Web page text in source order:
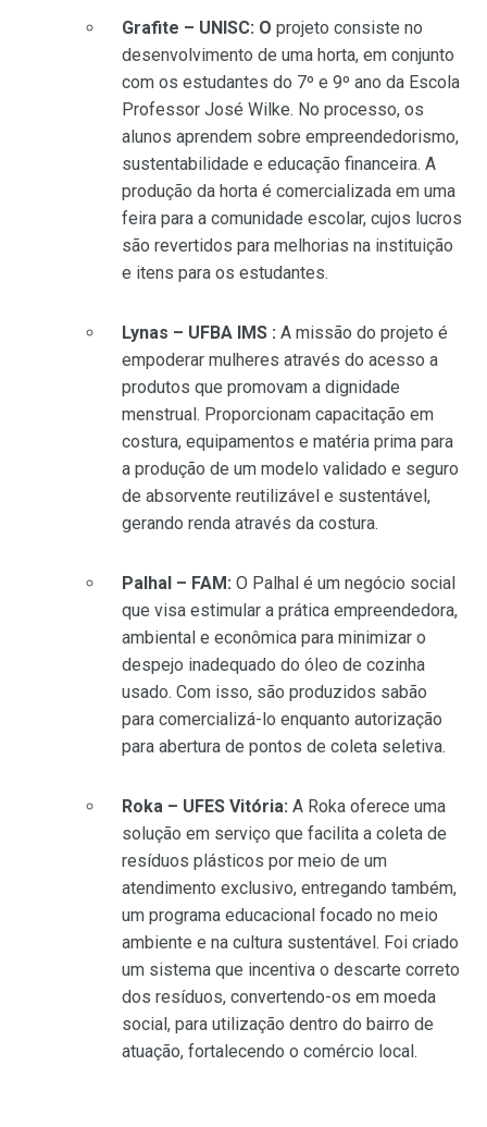
Grafite – UNISC: O projeto consiste no
desenvolvimento de uma horta, em conjunto
com os estudantes do 7º e 9º ano da Escola
Professor José Wilke. No processo, os
alunos aprendem sobre empreendedorismo,
sustentabilidade e educação financeira. A
produção da horta é comercializada em uma
feira para a comunidade escolar, cujos lucros
são revertidos para melhorias na instituição
e itens para os estudantes.
Lynas – UFBA IMS : Amissão do projeto é
empoderar mulheres através do acesso a
produtos que promovam a dignidade
menstrual. Proporcionam capacitação em
costura, equipamentos e matéria prima para
a produção de um modelo validado e seguro
de absorvente reutilizável e sustentável,
gerando renda através da costura.
Palhal – FAM: O Palhal é um negócio social
que visa estimular a prática empreendedora,
ambiental e econômica para minimizar o
despejo inadequado do óleo de cozinha
usado. Com isso, são produzidos sabão
para comercializá-lo enquanto autorização
para abertura de pontos de coleta seletiva.
Roka – UFES Vitória:A Roka oferece uma
solução em serviço que facilita a coleta de
resíduos plásticos por meio de um
atendimento exclusivo, entregando também,
um programa educacional focado no meio
ambiente e na cultura sustentável. Foi criado
um sistema que incentiva o descarte correto
dos resíduos, convertendo-os em moeda
social, para utilização dentro do bairro de
atuação, fortalecendo o comércio local.